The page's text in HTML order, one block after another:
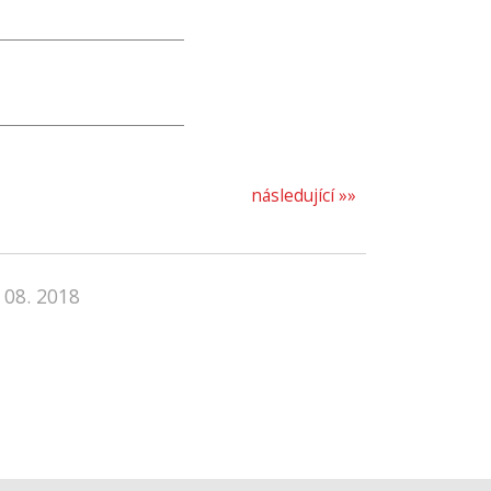
následující »»
2018